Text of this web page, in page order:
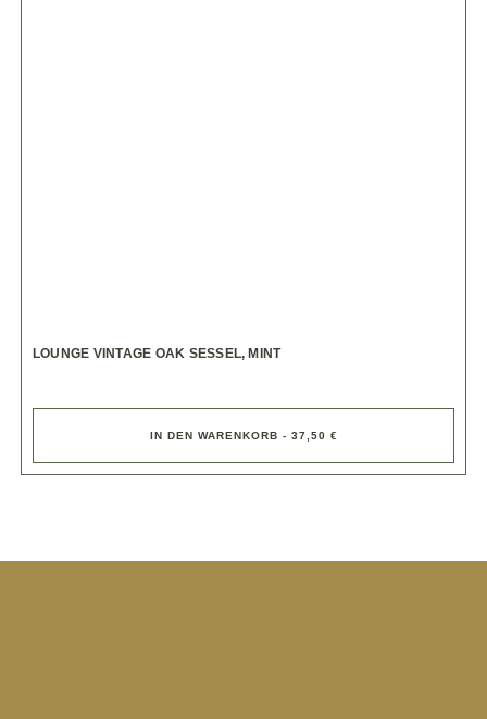
LOUNGE VINTAGE OAK SESSEL, MINT
IN DEN WARENKORB - 37,50 €